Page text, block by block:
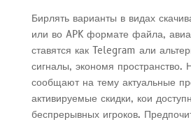
Бирлять варианты в видах
или во APK формате файла,
ставятся как Telegram али
сигналы, экономя пространство.
сообщают на тему актуальные
активируемые скидки, кои
беспрерывных игроков.